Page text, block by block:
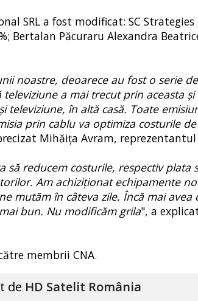
SRL a fost modificat: SC
Bertalan Păcuraru Alexandra
noastre, deoarece au fost o serie
a mai trecut prin aceasta și
televiziune, în altă casă. Toate
prin cablu va optimiza costurile
Mihăița Avram,
să reducem costurile, respectiv plata
Am achiziționat echipamente
mutăm în câteva zile. Încă mai
bun. Nu modificăm grila", a
membrii CNA.
de HD Satelit România